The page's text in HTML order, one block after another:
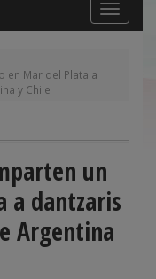
Toggle
navigation
en Mar del Plata a
y Chile
un
a dantzaris
Argentina